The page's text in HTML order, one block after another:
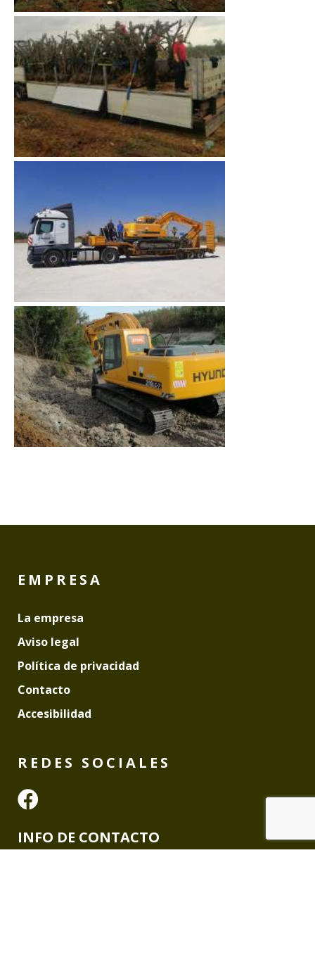
EMPRESA
La empresa
Aviso legal
Política de privacidad
Contacto
Accesibilidad
REDES SOCIALES
Ir a Facebook
INFO DE CONTACTO